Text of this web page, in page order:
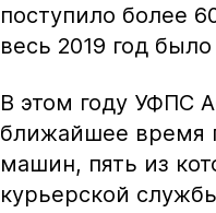
поступило более
весь 2019 год
В этом году УФПС
ближайшее время
машин, пять из
курьерской